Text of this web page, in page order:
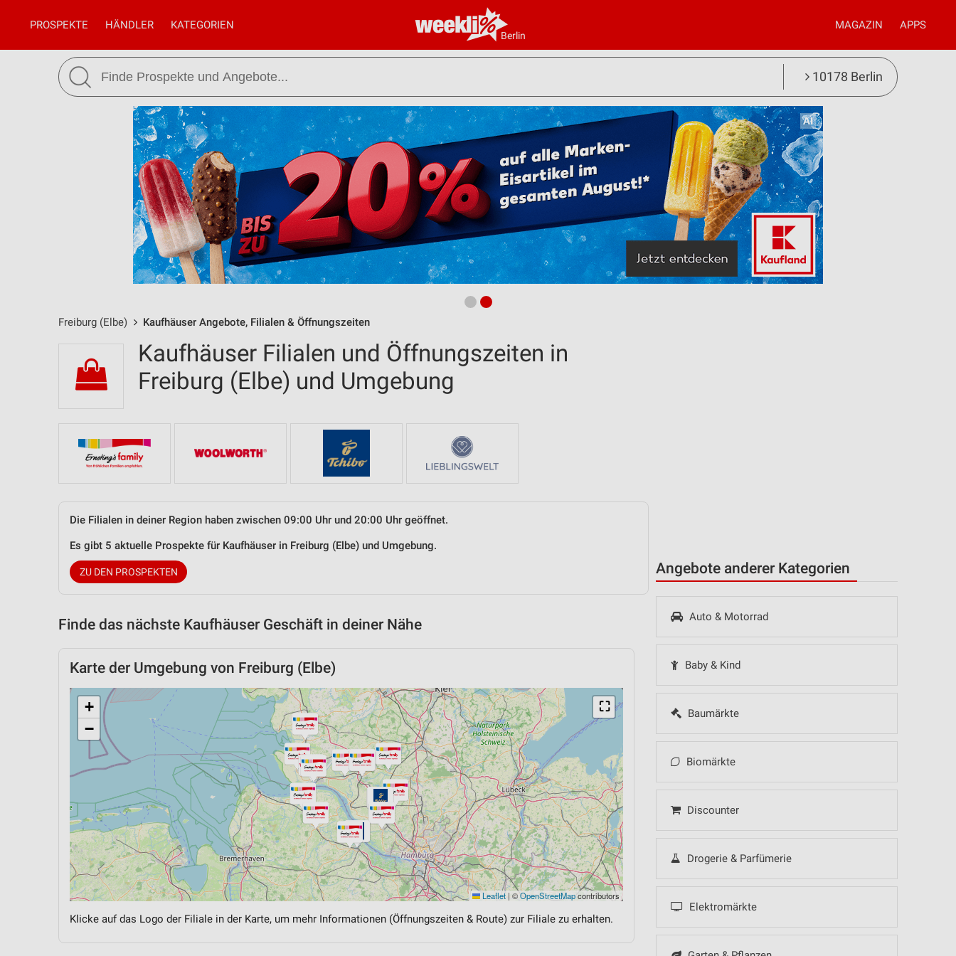
Berlin
PROSPEKTE HÄNDLER KATEGORIEN MAGAZIN APPS
10178 Berlin
Freiburg (Elbe) Kaufhäuser Angebote, Filialen & Öffnungszeiten
Angebote anderer Kategorien
Auto & Motorrad
Baby & Kind
Baumärkte
Biomärkte
Discounter
Drogerie & Parfümerie
Elektromärkte
Kaufhäuser Filialen und Öffnungszeiten in
Freiburg (Elbe) und Umgebung
Die Filialen in deiner Region haben zwischen 09:00 Uhr und 20:00 Uhr geöffnet.
Es gibt 5 aktuelle Prospekte für Kaufhäuser in Freiburg (Elbe) und Umgebung.
ZU DEN PROSPEKTEN
Finde das nächste Kaufhäuser Geschäft in deiner Nähe
Karte der Umgebung von Freiburg (Elbe)
⛶
+
−
Leaflet | ©OpenStreetMapcontributors
Klicke auf das Logo der Filiale in der Karte, um mehr Informationen (Öffnungszeiten & Route) zur Filiale zu erhalten.